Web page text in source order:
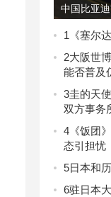
中国比亚
398万日元
1 《塞尔
2大阪世
能否普及
3圭的天
双方事务
4 《饭团
态引担忧
5日本和
6驻日本